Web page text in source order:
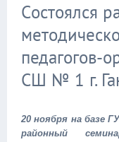
Cостоялся
педагогов-
СШ № 1 г.
20 ноября на базе
районный